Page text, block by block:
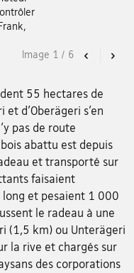
Previous
Image 1 / 6
55 hectares de
d’Oberägeri s’en
pas de route
abattu est depuis
et transporté sur
faisaient
long et pesaient 1 000
le radeau à une
(1,5 km) ou Unterägeri
la rive et chargés sur
des corporations